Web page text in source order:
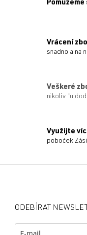
Pomůžeme
Vrácení
snadno a na
Veškeré
nikoliv "u
Využijte
poboček
ODEBÍRAT